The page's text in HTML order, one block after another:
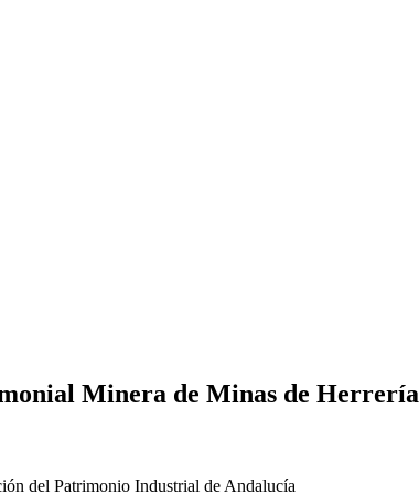
Minera de Minas de